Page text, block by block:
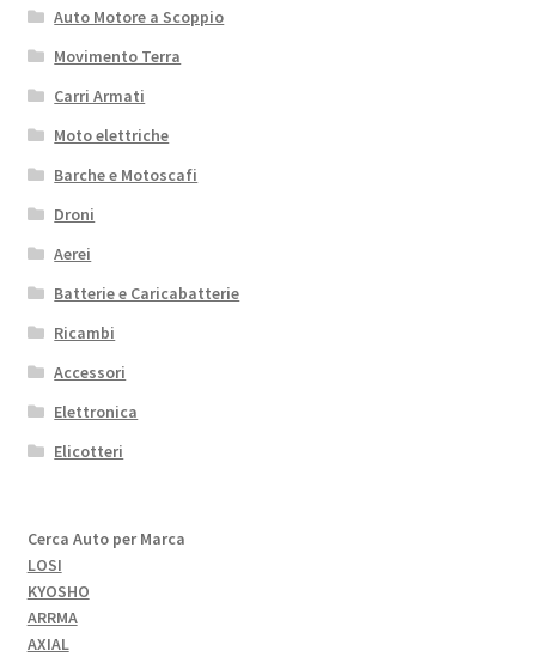
Auto Motore a Scoppio
Movimento Terra
Carri Armati
Moto elettriche
Barche e Motoscafi
Droni
Aerei
Batterie e Caricabatterie
Ricambi
Accessori
Elettronica
Elicotteri
Cerca Auto per Marca
LOSI
KYOSHO
ARRMA
AXIAL